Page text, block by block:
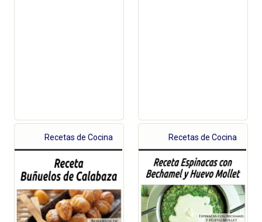
Recetas de Cocina Recetas de Cocina